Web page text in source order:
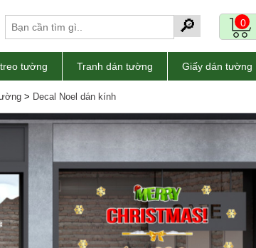
🔎 0
tường Tranh dán tường Giấy dán tường
> Decal Noel dán kính